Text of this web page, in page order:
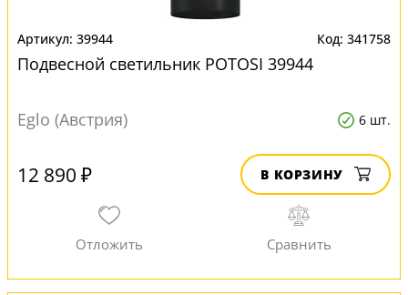
39944 341758
Подвесной светильник POTOSI 39944
Eglo (Австрия) 6 шт.
12 890 ₽ В КОРЗИНУ